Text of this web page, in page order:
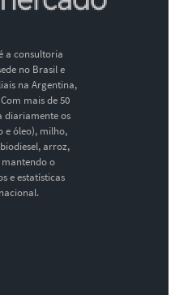
a consultoria
no Brasil e
na Argentina,
mais de 50
diariamente os
e óleo), milho,
arroz,
o
e estatísticas